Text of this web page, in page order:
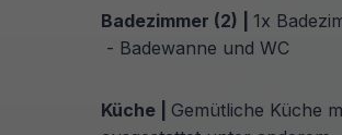
Badezimmer (2) | 1x
- Badewanne und WC
Küche | Gemütliche Küche